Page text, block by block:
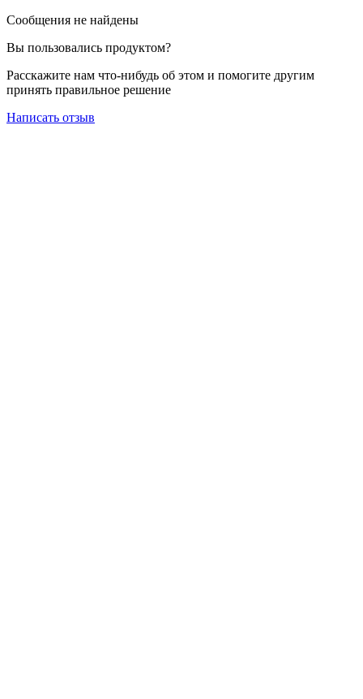
Сообщения не найдены
Вы пользовались продуктом?
Расскажите нам что-нибудь об этом и помогите другим
принять правильное решение
Написать отзыв